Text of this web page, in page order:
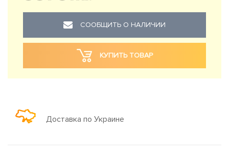
СООБЩИТЬ О НАЛИЧИИ
КУПИТЬ ТОВАР
Доставка по Украине